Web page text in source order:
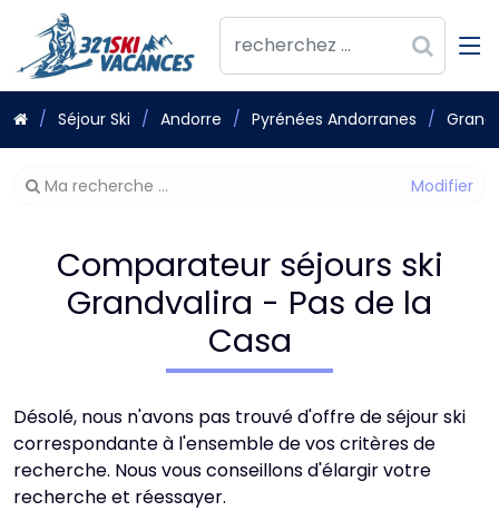
Séjour Ski Andorre Pyrénées Andorranes
Modifier
Ma recherche ...
Comparateur séjours ski
Grandvalira - Pas de la
Casa
Désolé, nous n'avons pas trouvé d'offre de séjour ski
correspondante à l'ensemble de vos critères de
recherche. Nous vous conseillons d'élargir votre
recherche et réessayer.